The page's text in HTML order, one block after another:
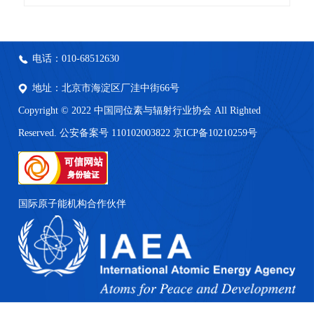
电话：010-68512630
地址：北京市海淀区厂洼中街66号
Copyright © 2022 中国同位素与辐射行业协会 All Righted
Reserved. 公安备案号 110102003822京ICP备10210259号
国际原子能机构合作伙伴